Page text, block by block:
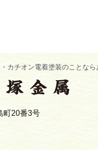
カチオン電着塗装のことな
町20番3号